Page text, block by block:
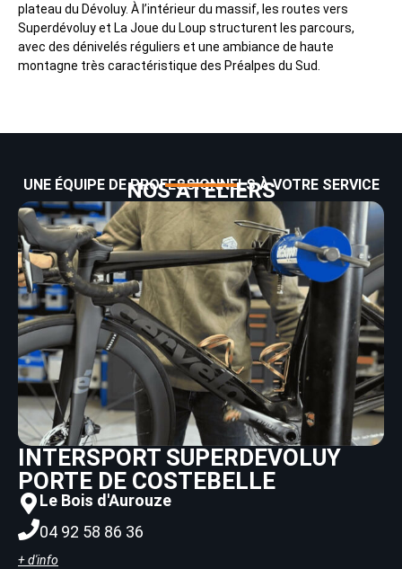
plateau du Dévoluy. À l’intérieur du massif, les routes vers
Superdévoluy et La Joue du Loup structurent les parcours,
avec des dénivelés réguliers et une ambiance de haute
montagne très caractéristique des Préalpes du Sud.
NOS ATELIERS
UNE ÉQUIPE DE PROFESSIONNELS À VOTRE SERVICE
INTERSPORT SUPERDEVOLUY
PORTE DE COSTEBELLE
Le Bois d'Aurouze
04 92 58 86 36
+ d'info